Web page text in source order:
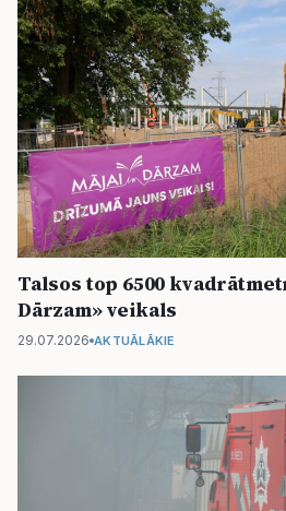
Talsos top 6500
Dārzam» veikals
29.07.2026 AKTUĀLĀKIE